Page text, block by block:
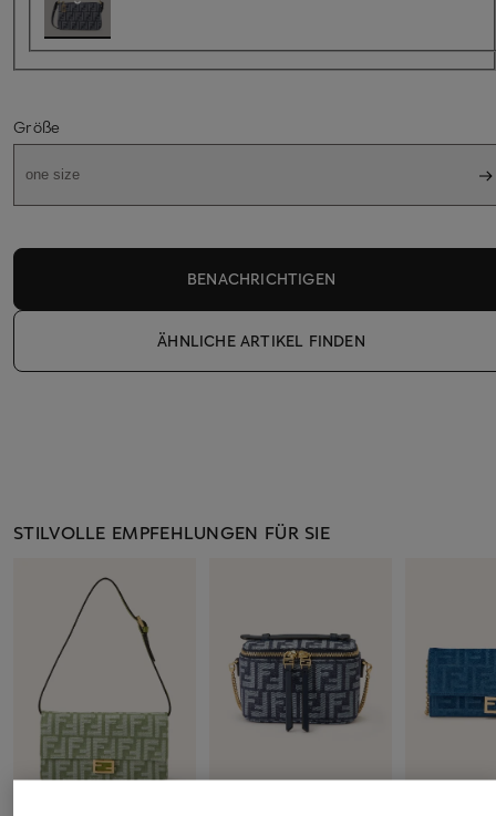
Größe
one size
BENACHRICHTIGEN
ÄHNLICHE ARTIKEL FINDEN
STILVOLLE EMPFEHLUNGEN FÜR SIE